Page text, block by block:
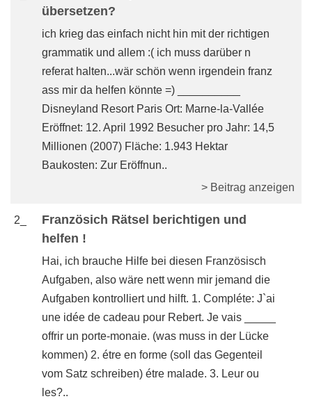
übersetzen?
ich krieg das einfach nicht hin mit der richtigen
grammatik und allem :( ich muss darüber n
referat halten...wär schön wenn irgendein franz
ass mir da helfen könnte =) __________
Disneyland Resort Paris Ort: Marne-la-Vallée
Eröffnet: 12. April 1992 Besucher pro Jahr: 14,5
Millionen (2007) Fläche: 1.943 Hektar
Baukosten: Zur Eröffnun..
> Beitrag anzeigen
2_
Französich Rätsel berichtigen und
helfen !
Hai, ich brauche Hilfe bei diesen Französisch
Aufgaben, also wäre nett wenn mir jemand die
Aufgaben kontrolliert und hilft. 1. Compléte: J`ai
une idée de cadeau pour Rebert. Je vais _____
offrir un porte-monaie. (was muss in der Lücke
kommen) 2. étre en forme (soll das Gegenteil
vom Satz schreiben) étre malade. 3. Leur ou
les?..